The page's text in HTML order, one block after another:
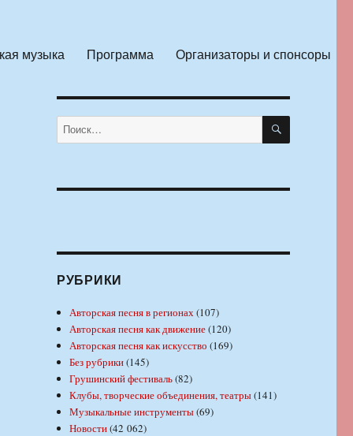
музыка Программа Организаторы и спонсоры
Искать: ПОИСК
РУБРИКИ
Авторская песня в регионах(107)
Авторская песня как движение(120)
Авторская песня как искусство (169)
Без рубрики(145)
Грушинский фестиваль(82)
Клубы, творческие объединения, театры(141)
Музыкальные инструменты(69)
Новости(42 062)